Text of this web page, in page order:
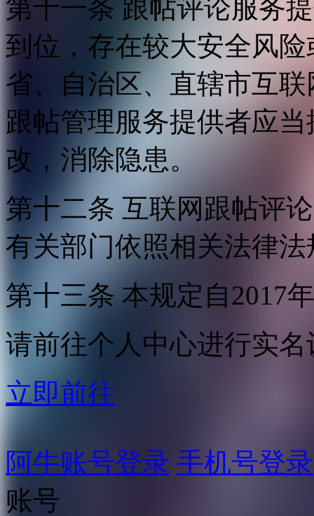
第十一条 跟帖评论服务
到位，存在较大安全风
省、自治区、直辖市互
跟帖管理服务提供者应
改，消除隐患。
第十二条 互联网跟帖评
有关部门依照相关法律
第十三条 本规定自2017
请前往个人中心进行实名
立即前往
阿牛账号登录 手机号登录
账号